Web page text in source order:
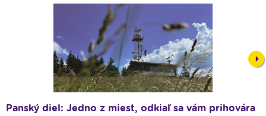
Panský diel: Jedno z miest, odkiaľ sa vám prihovára